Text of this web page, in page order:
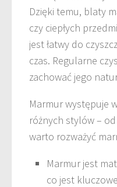
Dzięki temu, blaty
czy ciepłych
jest łatwy do
czas. Regularne
zachować jego
Marmur występuje
różnych stylów –
warto rozważyć
Marmur jest
co jest